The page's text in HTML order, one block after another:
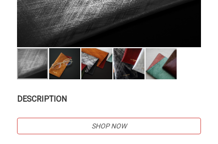
DESCRIPTION
SHOP NOW